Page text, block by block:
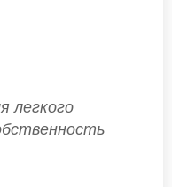
легкого